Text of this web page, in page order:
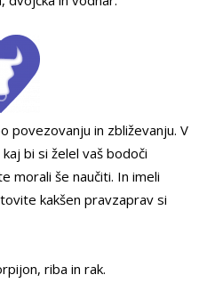
povezovanju in zbliževanju. V
bi si želel vaš bodoči
morali še naučiti. In imeli
kakšen pravzaprav si
riba in rak.